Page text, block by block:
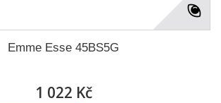
Emme Esse 45BS5G
1 022 Kč